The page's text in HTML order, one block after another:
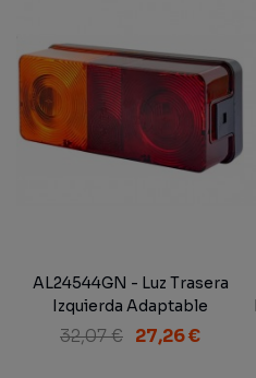
AL24544GN - Luz Trasera
Izquierda Adaptable
170x75x62 mm
32,07 € 27,26 €